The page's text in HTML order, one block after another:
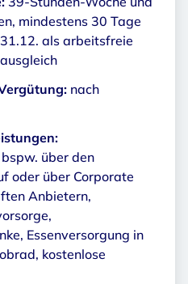
mindestens 30 Tage
als arbeitsfreie
nach
über den
oder über Corporate
Anbietern,
Essenversorgung in
kostenlose